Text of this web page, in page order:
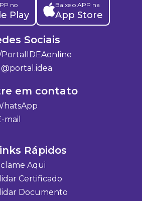
no
Play
Baixe o APP na
App Store
Sociais
PortalIDEAonline
@portal.idea
em contato
mail
Rápidos
Aqui
Certificado
Documento